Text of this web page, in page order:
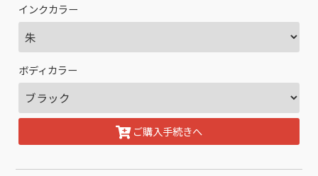
インクカラー
ボディカラー
ご購入手続きへ